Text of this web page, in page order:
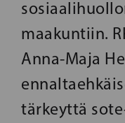
maakuntiin.
Anna-Maja
tärkeyttä